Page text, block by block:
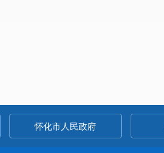
怀化市人民政府